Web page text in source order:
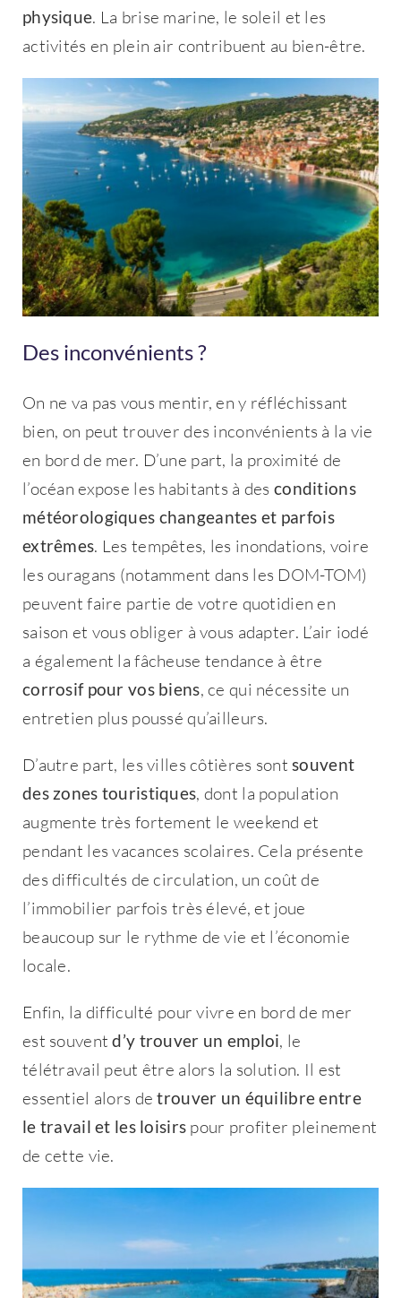
physique. La brise marine, le soleil et les
activités en plein air contribuent au bien-être.
Des inconvénients ?
On ne va pas vous mentir, en y réfléchissant
bien, on peut trouver des inconvénients à la vie
en bord de mer. D’une part, la proximité de
l’océan expose les habitants à des conditions
météorologiques changeantes et parfois
extrêmes. Les tempêtes, les inondations, voire
les ouragans (notamment dans les DOM-TOM)
peuvent faire partie de votre quotidien en
saison et vous obliger à vous adapter. L’air iodé
a également la fâcheuse tendance à être
corrosif pour vos biens, ce qui nécessite un
entretien plus poussé qu’ailleurs.
D’autre part, les villes côtières sontsouvent
des zones touristiques, dont la population
augmente très fortement le weekend et
pendant les vacances scolaires. Cela présente
des difficultés de circulation, un coût de
l’immobilier parfois très élevé, et joue
beaucoup sur le rythme de vie et l’économie
locale.
Enfin, la difficulté pour vivre en bord de mer
est souventd’y trouver un emploi, le
télétravail peut être alors la solution. Il est
essentiel alors detrouver un équilibre entre
le travail et les loisirs pour profiter pleinement
de cette vie.